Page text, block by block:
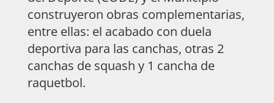
construyeron obras complementarias,
entre ellas: el acabado con duela
deportiva para las canchas, otras 2
canchas de squash y 1 cancha de
raquetbol.